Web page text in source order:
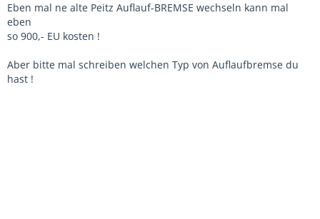
Eben mal ne alte Peitz Auflauf-BREMSE wechseln kann mal
eben
so 900,- EU kosten !
Aber bitte mal schreiben welchen Typ von Auflaufbremse du
hast !